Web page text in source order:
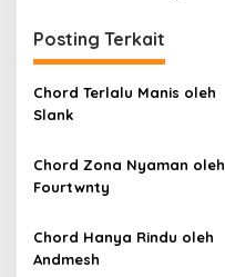
i
g
a
s
i
p
o
s
Posting Terkait
Chord Terlalu Manis oleh
Slank
Chord Zona Nyaman oleh
Fourtwnty
Chord Hanya Rindu oleh
Andmesh